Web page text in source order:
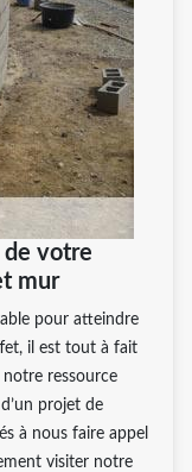
de votre
mur
pour atteindre
il est tout à fait
ressource
projet de
à nous faire appel
visiter notre